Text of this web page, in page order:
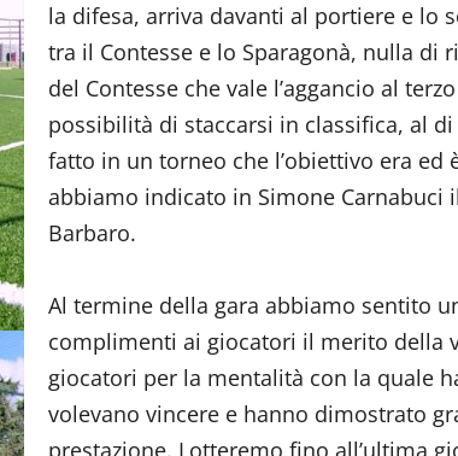
la difesa, arriva davanti al portiere e lo
tra il Contesse e lo Sparagonà, nulla
del Contesse che vale l’aggancio al
possibilità di staccarsi in classifica, al
fatto in un torneo che l’obiettivo era ed
abbiamo indicato in Simone Carnabuci
Barbaro.
Al termine della gara abbiamo sentito
complimenti ai giocatori il merito della
giocatori per la mentalità con la quale
volevano vincere e hanno dimostrato
prestazione. Lotteremo fino all’ultima